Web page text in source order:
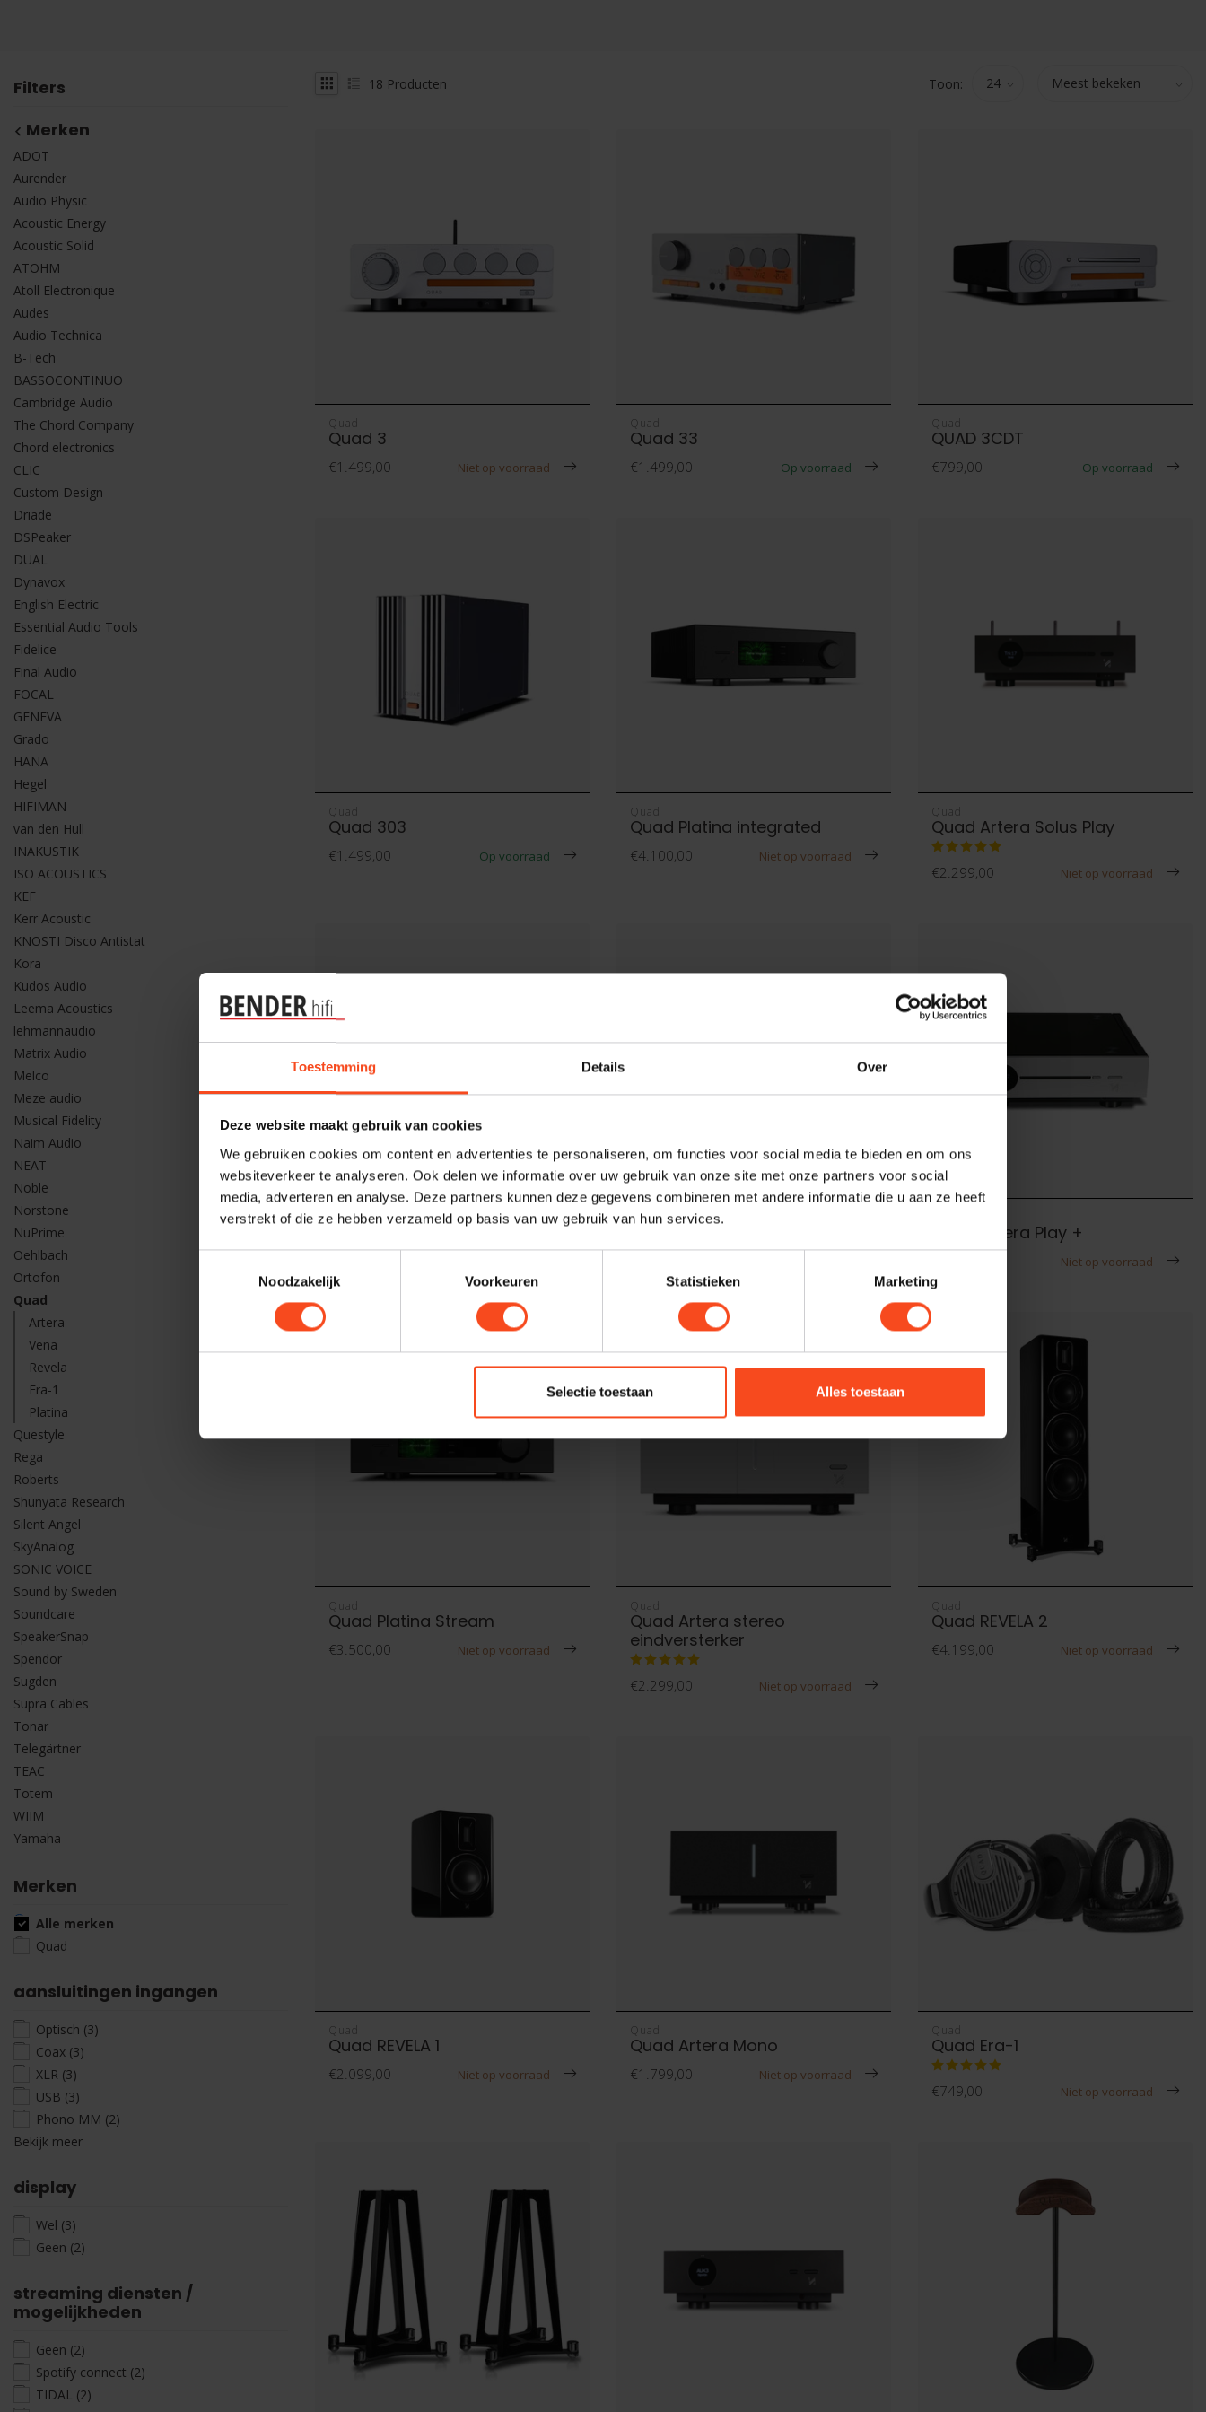
Toestemming Details Over
Deze website maakt gebruik van cookies
We gebruiken cookies om content en advertenties te personaliseren, om functies voor social media te bieden en om ons
websiteverkeer te analyseren. Ook delen we informatie over uw gebruik van onze site met onze partners voor social
media, adverteren en analyse. Deze partners kunnen deze gegevens combineren met andere informatie die u aan ze heeft
verstrekt of die ze hebben verzameld op basis van uw gebruik van hun services.
Noodzakelijk
Voorkeuren Statistieken Marketing
Selectie toestaan Alles toestaan
Filters
Merken
ADOT
Aurender
Audio Physic
Acoustic Energy
Acoustic Solid
ATOHM
Atoll Electronique
Audes
Audio Technica
B-Tech
BASSOCONTINUO
Cambridge Audio
The Chord Company
Chord electronics
CLIC
Custom Design
Driade
DSPeaker
DUAL
Dynavox
English Electric
Essential Audio Tools
Fidelice
Final Audio
FOCAL
GENEVA
Grado
HANA
Hegel
HIFIMAN
van den Hull
INAKUSTIK
ISO ACOUSTICS
KEF
Kerr Acoustic
KNOSTI Disco Antistat
Kora
Kudos Audio
Leema Acoustics
lehmannaudio
Matrix Audio
Melco
Meze audio
Musical Fidelity
Naim Audio
NEAT
Noble
Norstone
NuPrime
Oehlbach
Ortofon
Quad
Artera
Vena
Revela
Era-1
Platina
Questyle
Rega
Roberts
Shunyata Research
Silent Angel
SkyAnalog
SONIC VOICE
Sound by Sweden
Soundcare
SpeakerSnap
Spendor
Sugden
Supra Cables
Tonar
Telegärtner
TEAC
Totem
WIIM
Yamaha
Merken
Alle merken
Quad
aansluitingen ingangen
Optisch (3)
Coax (3)
XLR (3)
USB (3)
Phono MM (2)
Bekijk meer
display
Wel (3)
Geen (2)
streaming diensten /
mogelijkheden
Geen (2)
Spotify connect (2)
TIDAL (2)
18 Producten Toon:
Quad
Quad 3
€1.499,00 Niet op voorraad
Quad
Quad 33
€1.499,00 Op voorraad
Quad
QUAD 3CDT
€799,00 Op voorraad
Quad
Quad 303
€1.499,00 Op voorraad
Quad
Quad Platina integrated
€4.100,00 Niet op voorraad
Quad
Quad Artera Solus Play
€2.299,00 Niet op voorraad
Quad
Quad Vena 2 Play
Quad
Quad Artera Play +
Niet op voorraad
Quad
Quad Platina Stream
€3.500,00 Niet op voorraad
Quad
Quad Artera stereo
eindversterker
€2.299,00 Niet op voorraad
Quad
Quad REVELA 2
€4.199,00 Niet op voorraad
Quad
Quad REVELA 1
€2.099,00 Niet op voorraad
Quad
Quad Artera Mono
€1.799,00 Niet op voorraad
Quad
Quad Era-1
€749,00 Niet op voorraad